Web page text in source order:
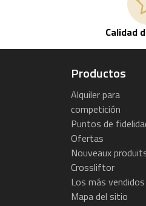
Calidad
Productos
Alquiler para
competición
Puntos de
Ofertas
Nouveaux
Crossliftor
Los más vendidos
Mapa del sitio